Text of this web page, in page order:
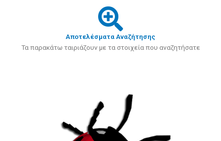
Αποτελέσματα Αναζήτησης
Τα παρακάτω ταιριάζουν με τα στοιχεία που αναζητήσατε